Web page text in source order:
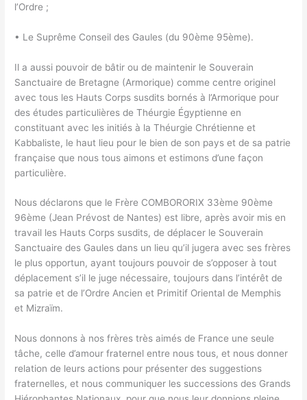
l’Ordre ;
• Le Suprême Conseil des Gaules (du 90ème 95ème).
Il a aussi pouvoir de bâtir ou de maintenir le Souverain
Sanctuaire de Bretagne (Armorique) comme centre originel
avec tous les Hauts Corps susdits bornés à l’Armorique pour
des études particulières de Théurgie Égyptienne en
constituant avec les initiés à la Théurgie Chrétienne et
Kabbaliste, le haut lieu pour le bien de son pays et de sa patrie
française que nous tous aimons et estimons d’une façon
particulière.
Nous déclarons que le Frère COMBORORIX 33ème 90ème
96ème (Jean Prévost de Nantes) est libre, après avoir mis en
travail les Hauts Corps susdits, de déplacer le Souverain
Sanctuaire des Gaules dans un lieu qu’il jugera avec ses frères
le plus opportun, ayant toujours pouvoir de s’opposer à tout
déplacement s’il le juge nécessaire, toujours dans l’intérêt de
sa patrie et de l’Ordre Ancien et Primitif Oriental de Memphis
et Mizraïm.
Nous donnons à nos frères très aimés de France une seule
tâche, celle d’amour fraternel entre nous tous, et nous donner
relation de leurs actions pour présenter des suggestions
fraternelles, et nous communiquer les successions des Grands